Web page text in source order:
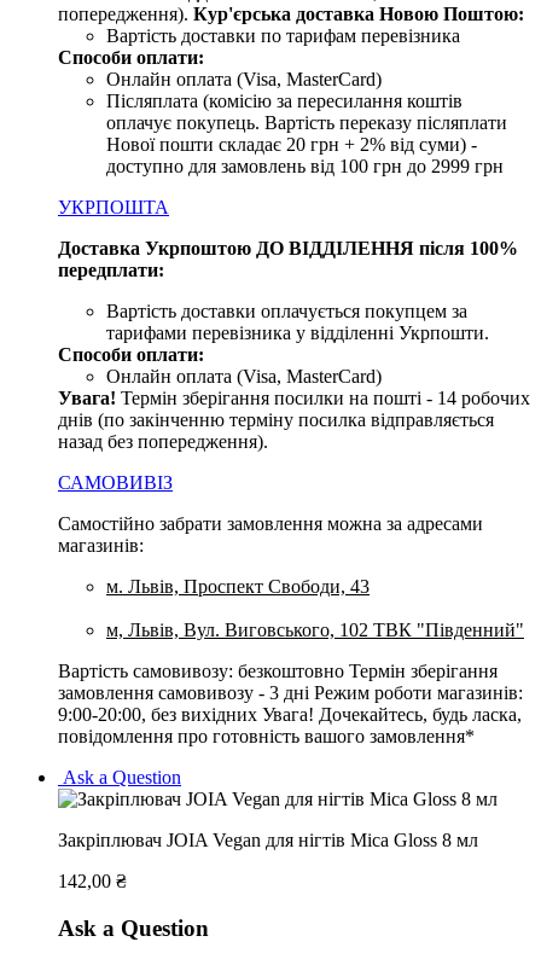
попередження). Кур'єрська доставка Новою Поштою:
Вартість доставки по тарифам перевізника
Способи оплати:
Онлайн оплата (Visa, MasterCard)
Післяплата (комісію за пересилання коштів
оплачує покупець. Вартість переказу післяплати
Нової пошти складає 20 грн + 2% від суми) -
доступно для замовлень від 100 грн до 2999 грн
УКРПОШТА
Доставка Укрпоштою ДО ВІДДІЛЕННЯ після 100%
передплати:
Вартість доставки оплачується покупцем за
тарифами перевізника у відділенні Укрпошти.
Способи оплати:
Онлайн оплата (Visa, MasterCard)
Увага! Термін зберігання посилки на пошті - 14 робочих
днів (по закінченню терміну посилка відправляється
назад без попередження).
САМОВИВІЗ
Самостійно забрати замовлення можна за адресами
магазинів:
м. Львів, Проспект Свободи, 43
м, Львів, Вул. Виговського, 102 ТВК "Південний"
Вартість самовивозу: безкоштовно Термін зберігання
замовлення самовивозу - 3 дні Режим роботи магазинів:
9:00-20:00, без вихідних Увага! Дочекайтесь, будь ласка,
повідомлення про готовність вашого замовлення*
Ask a Question
Закріплювач JOIA Vegan для нігтів Mica Gloss 8 мл
142,00 ₴
Ask a Question